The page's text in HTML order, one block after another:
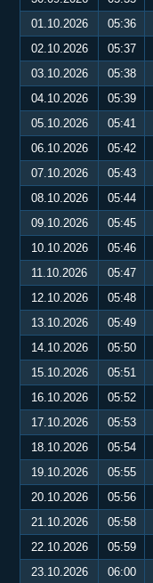
01.10.2026
05:36
02.10.2026
05:37
03.10.2026
05:38
04.10.2026
05:39
05.10.2026
05:41
06.10.2026
05:42
07.10.2026
05:43
08.10.2026
05:44
09.10.2026
05:45
10.10.2026
05:46
11.10.2026
05:47
12.10.2026
05:48
13.10.2026
05:49
14.10.2026
05:50
15.10.2026
05:51
16.10.2026
05:52
17.10.2026
05:53
18.10.2026
05:54
19.10.2026
05:55
20.10.2026
05:56
21.10.2026
05:58
22.10.2026
05:59
23.10.2026
06:00